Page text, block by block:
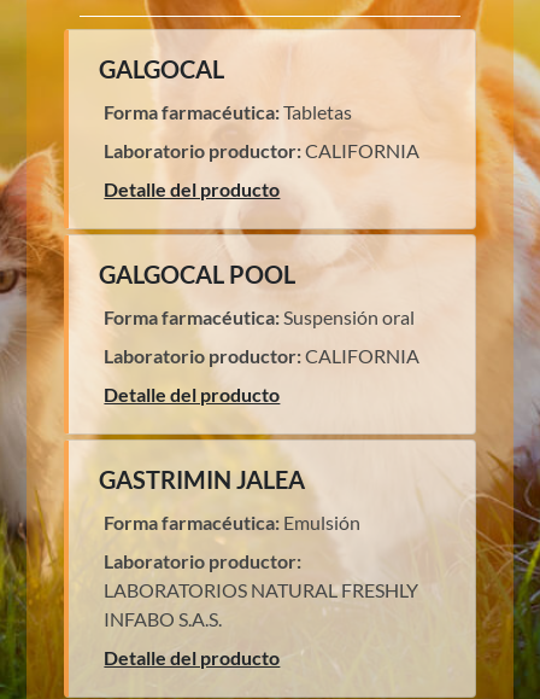
GALGOCAL
Forma farmacéutica:Tabletas
Laboratorio productor:CALIFORNIA
Detalle del producto
GALGOCAL POOL
Forma farmacéutica: Suspensión oral
Laboratorio productor:CALIFORNIA
Detalle del producto
GASTRIMIN JALEA
Forma farmacéutica: Emulsión
Laboratorio productor:
LABORATORIOS NATURAL FRESHLY
INFABO S.A.S.
Detalle del producto